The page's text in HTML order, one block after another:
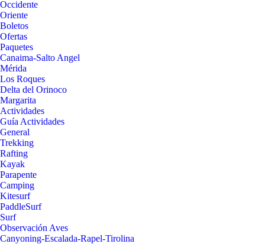
Occidente
Oriente
Boletos
Ofertas
Paquetes
Canaima-Salto Angel
Mérida
Los Roques
Delta del Orinoco
Margarita
Actividades
Guía Actividades
General
Trekking
Rafting
Kayak
Parapente
Camping
Kitesurf
PaddleSurf
Surf
Observación Aves
Canyoning-Escalada-Rapel-Tirolina